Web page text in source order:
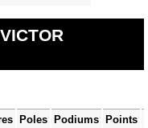
Poles Podiums Points